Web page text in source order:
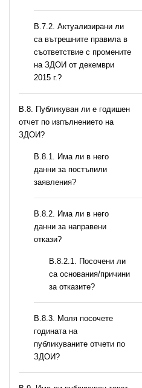
В.7.2. Актуализирани ли
са вътрешните правила в
съответствие с промените
на ЗДОИ от декември
2015 г.?
В.8. Публикуван ли е годишен
отчет по изпълнението на
ЗДОИ?
В.8.1. Има ли в него
данни за постъпили
заявления?
В.8.2. Има ли в него
данни за направени
откази?
В.8.2.1. Посочени ли
са основания/причини
за отказите?
В.8.3. Моля посочете
годината на
публикуваните отчети по
ЗДОИ?